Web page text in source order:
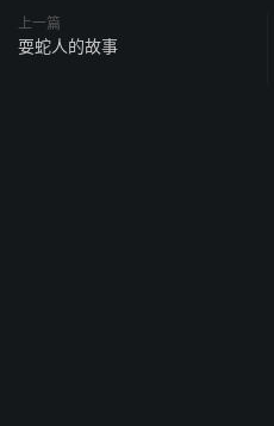
上一篇
耍蛇人的故事